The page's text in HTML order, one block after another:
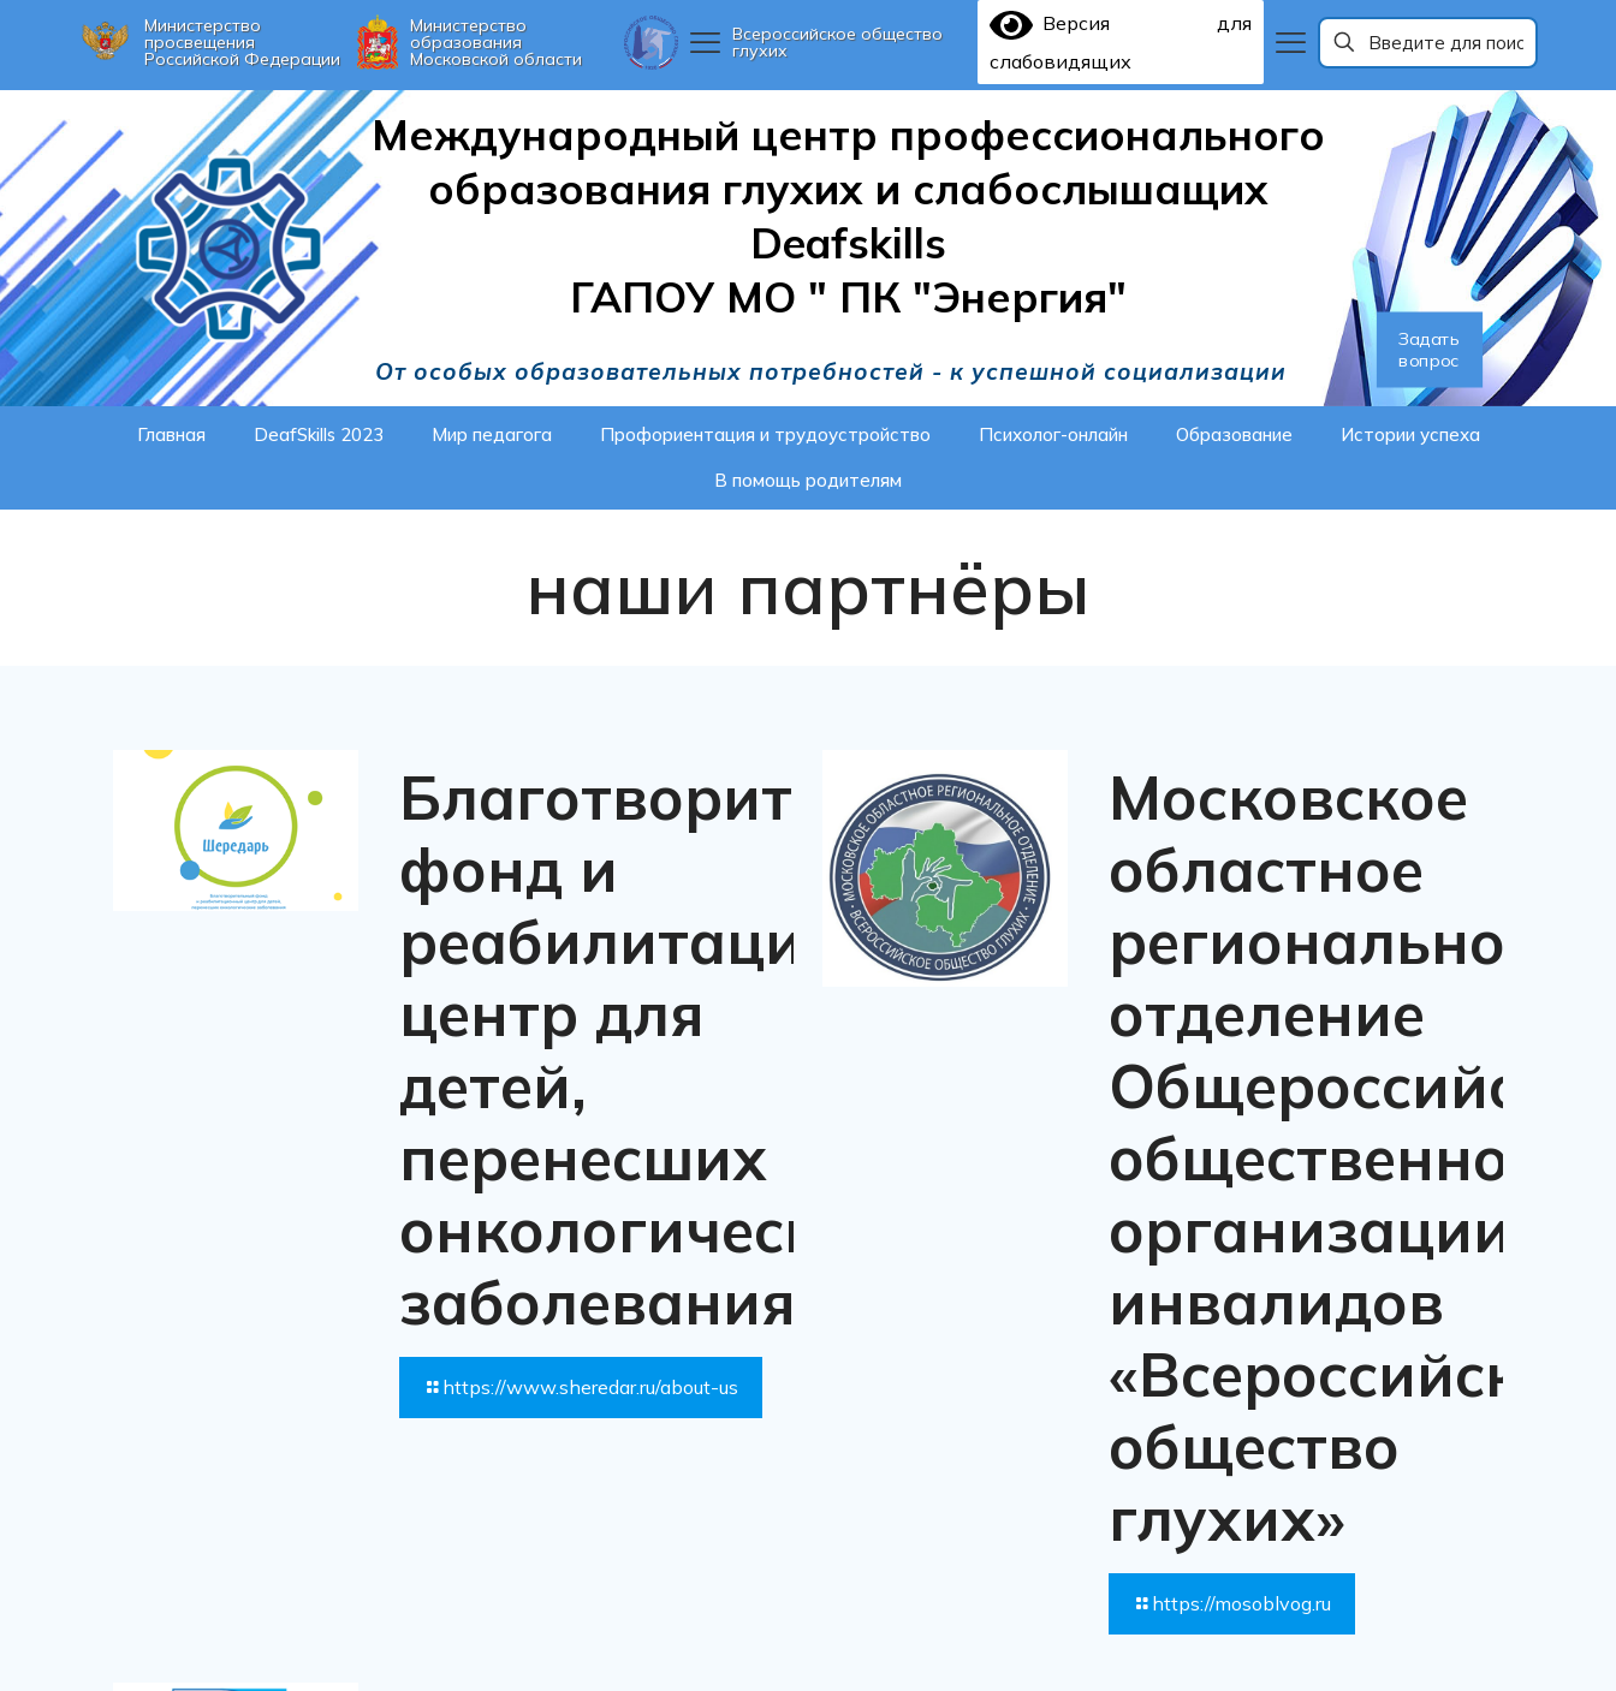
Министерство
просвещения
Российской Федерации
Министерство
образования
Московской области
Всероссийское общество
глухих
Версия для
слабовидящих
Международный центр профессионального
образования глухих и слабослышащих
Deafskills
ГАПОУ МО " ПК "Энергия"
От особых образовательных потребностей - к успешной социализации
Задать
вопрос
Главная DeafSkills 2023 Мир педагога Профориентация и трудоустройство Психолог-онлайн Образование
Истории успеха
В помощь родителям
наши партнёры
Благотворительный
фонд и
реабилитационный
центр для
детей,
перенесших
онкологические
заболевания
https://www.sheredar.ru/about-us
Московское
областное
региональное
отделение
общественной
организации
инвалидов
«Всероссийское
общество
глухих»
https://mosoblvog.ru